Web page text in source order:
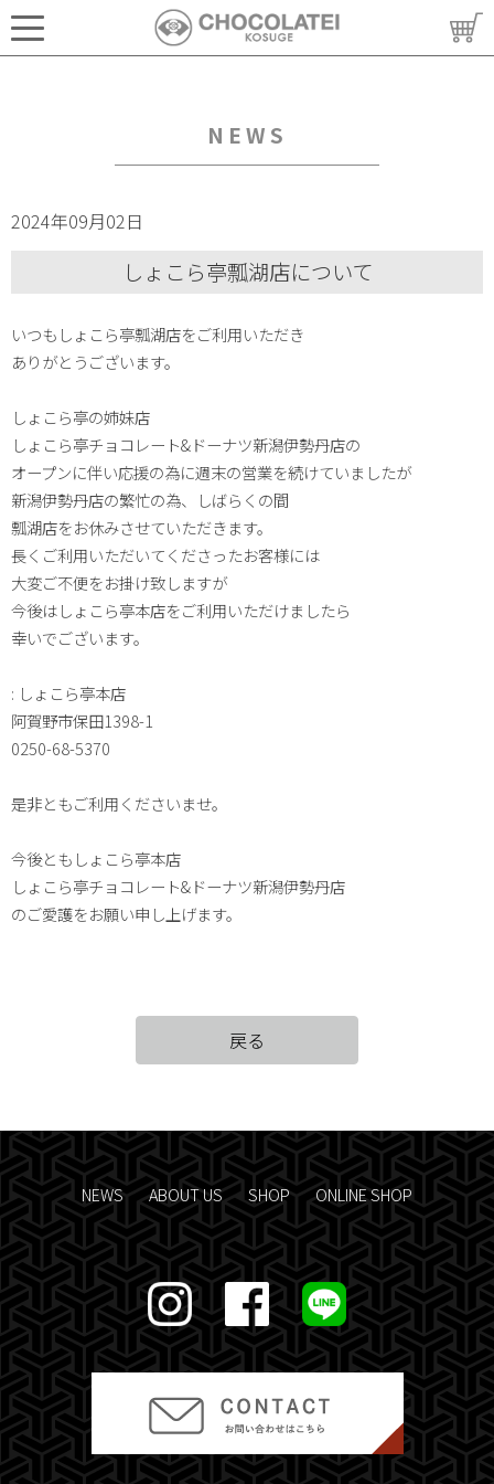
NEWS
2024年09月02日
しょこら亭瓢湖店について
いつもしょこら亭瓢湖店をご利用いただき
ありがとうございます。
しょこら亭の姉妹店
しょこら亭チョコレート&ドーナツ新潟伊勢丹店の
オープンに伴い応援の為に週末の営業を続けていましたが
新潟伊勢丹店の繁忙の為、しばらくの間
瓢湖店をお休みさせていただきます。
長くご利用いただいてくださったお客様には
大変ご不便をお掛け致しますが
今後はしょこら亭本店をご利用いただけましたら
幸いでございます。
: しょこら亭本店
阿賀野市保田1398-1
0250-68-5370
是非ともご利用くださいませ。
今後ともしょこら亭本店
しょこら亭チョコレート&ドーナツ新潟伊勢丹店
のご愛護をお願い申し上げます。
戻る
NEWS ABOUT US SHOP ONLINE SHOP